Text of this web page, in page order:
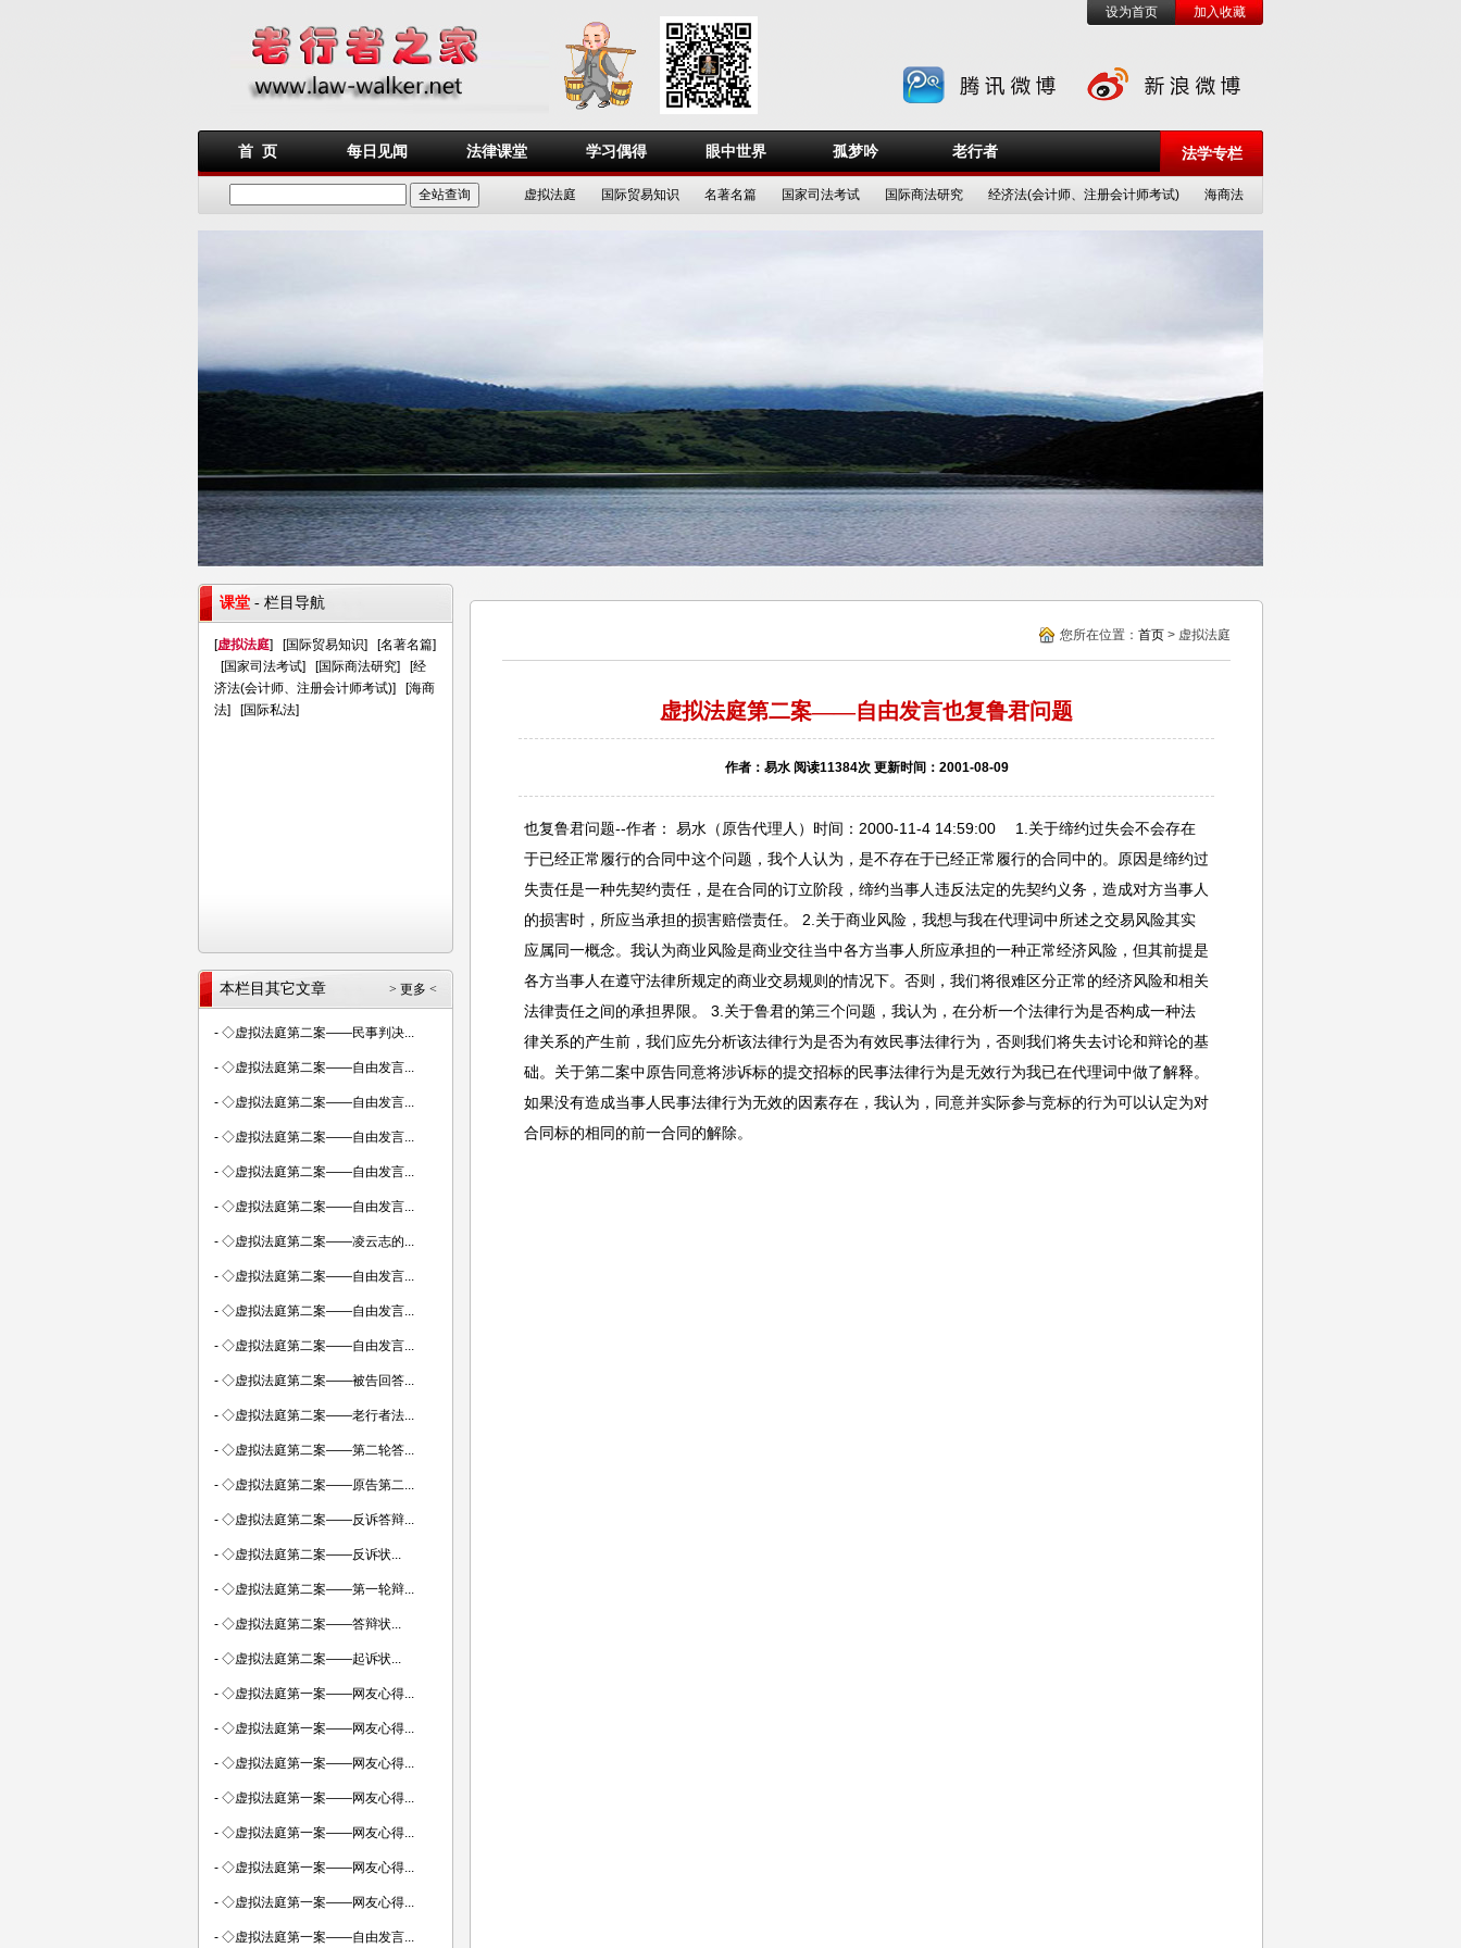
设为首页 加入收藏
首 页 每日见闻 法律课堂 学习偶得 眼中世界 孤梦吟 老行者 法学专栏
虚拟法庭 国际贸易知识 名著名篇 国家司法考试 国际商法研究 经济法(会计师、注册会计师考试) 海商法
您所在位置： 首页 > 虚拟法庭
虚拟法庭第二案——自由发言也复鲁君问题
作者：易水 阅读11384次 更新时间：2001-08-09
也复鲁君问题--作者： 易水（原告代理人）时间：2000-11-4 14:59:00 1.关于缔约过失会不会存在
于已经正常履行的合同中这个问题，我个人认为，是不存在于已经正常履行的合同中的。原因是缔约过
失责任是一种先契约责任，是在合同的订立阶段，缔约当事人违反法定的先契约义务，造成对方当事人
的损害时，所应当承担的损害赔偿责任。 2.关于商业风险，我想与我在代理词中所述之交易风险其实
应属同一概念。我认为商业风险是商业交往当中各方当事人所应承担的一种正常经济风险，但其前提是
各方当事人在遵守法律所规定的商业交易规则的情况下。否则，我们将很难区分正常的经济风险和相关
法律责任之间的承担界限。 3.关于鲁君的第三个问题，我认为，在分析一个法律行为是否构成一种法
律关系的产生前，我们应先分析该法律行为是否为有效民事法律行为，否则我们将失去讨论和辩论的基
础。关于第二案中原告同意将涉诉标的提交招标的民事法律行为是无效行为我已在代理词中做了解释。
如果没有造成当事人民事法律行为无效的因素存在，我认为，同意并实际参与竞标的行为可以认定为对
合同标的相同的前一合同的解除。
课堂 - 栏目导航
[虚拟法庭] [国际贸易知识] [名著名篇]
[国家司法考试] [国际商法研究] [经
济法(会计师、注册会计师考试)] [海商
法] [国际私法]
> 更多 <
本栏目其它文章
- ◇虚拟法庭第二案——民事判决...
- ◇虚拟法庭第二案——自由发言...
- ◇虚拟法庭第二案——自由发言...
- ◇虚拟法庭第二案——自由发言...
- ◇虚拟法庭第二案——自由发言...
- ◇虚拟法庭第二案——自由发言...
- ◇虚拟法庭第二案——凌云志的...
- ◇虚拟法庭第二案——自由发言...
- ◇虚拟法庭第二案——自由发言...
- ◇虚拟法庭第二案——自由发言...
- ◇虚拟法庭第二案——被告回答...
- ◇虚拟法庭第二案——老行者法...
- ◇虚拟法庭第二案——第二轮答...
- ◇虚拟法庭第二案——原告第二...
- ◇虚拟法庭第二案——反诉答辩...
- ◇虚拟法庭第二案——反诉状...
- ◇虚拟法庭第二案——第一轮辩...
- ◇虚拟法庭第二案——答辩状...
- ◇虚拟法庭第二案——起诉状...
- ◇虚拟法庭第一案——网友心得...
- ◇虚拟法庭第一案——网友心得...
- ◇虚拟法庭第一案——网友心得...
- ◇虚拟法庭第一案——网友心得...
- ◇虚拟法庭第一案——网友心得...
- ◇虚拟法庭第一案——网友心得...
- ◇虚拟法庭第一案——网友心得...
- ◇虚拟法庭第一案——自由发言...